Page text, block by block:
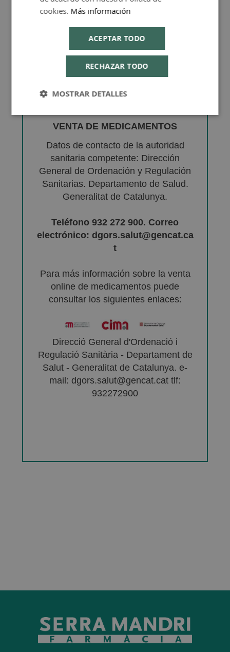
VENTA DE MEDICAMENTOS
Datos de contacto de la autoridad
sanitaria competente: Dirección
General de Ordenación y Regulación
Sanitarias. Departamento de Salud.
Generalitat de Catalunya.
Teléfono 932 272 900. Correo
electrónico: dgors.salut@gencat.ca
t
Para más información sobre la venta
online de medicamentos puede
consultar los siguientes enlaces:
Direcció General d'Ordenació i
Regulació Sanitària - Departament de
Salut - Generalitat de Catalunya. e-
mail: dgors.salut@gencat.cat tlf:
932272900
cookies. Más información
ACEPTAR TODO
RECHAZAR TODO
MOSTRAR DETALLES